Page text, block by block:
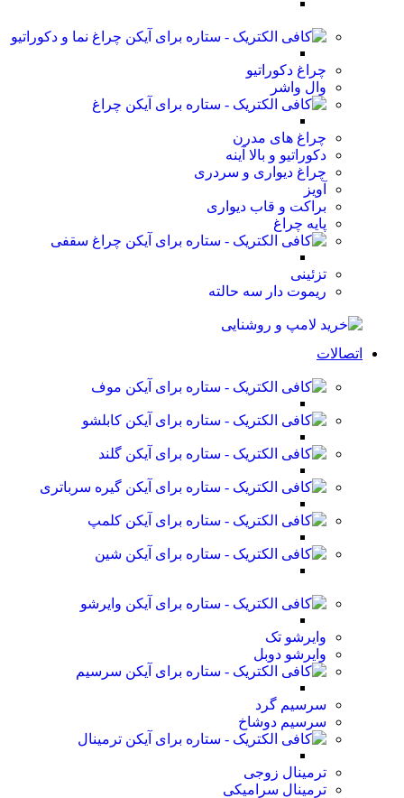
چراغ نما و دکوراتیو
چراغ دکوراتیو
وال واشر
چراغ
چراغ های مدرن
دکوراتیو و بالا آینه
چراغ دیواری و سردری
آویز
براکت و قاب دیواری
پایه چراغ
چراغ سقفی
تزئینی
ریموت دار سه حالته
اتصالات
موف
کابلشو
گلند
گیره سرباتری
کلمپ
شین
وایرشو
وایرشو تک
وایرشو دوبل
سرسیم
سرسیم گرد
سرسیم دوشاخ
ترمینال
ترمینال زوجی
ترمینال سرامیکی